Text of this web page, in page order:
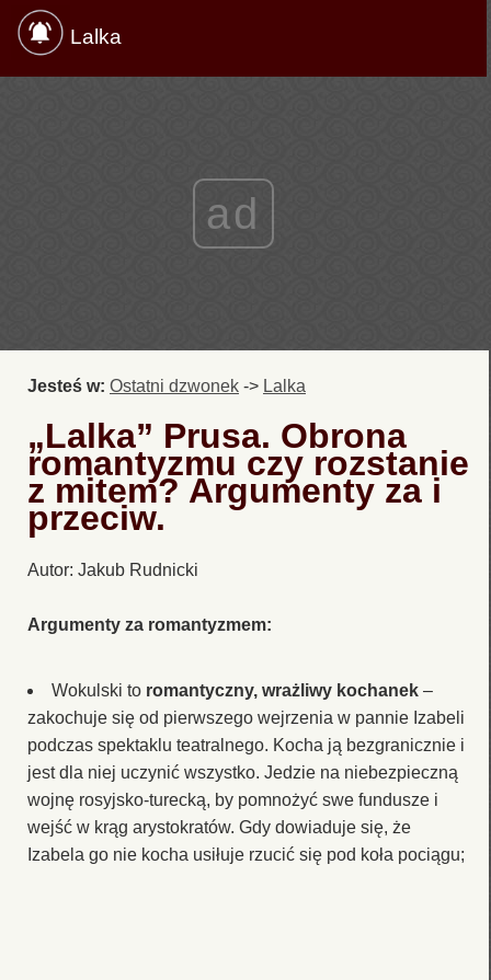
Lalka
ad
Jesteś w: Ostatni dzwonek -> Lalka
„Lalka” Prusa. Obrona
romantyzmu czy rozstanie
z mitem? Argumenty za i
przeciw.
Autor: Jakub Rudnicki
Argumenty za romantyzmem:
Wokulski to romantyczny, wrażliwy kochanek –
zakochuje się od pierwszego wejrzenia w pannie Izabeli
podczas spektaklu teatralnego. Kocha ją bezgranicznie i
jest dla niej uczynić wszystko. Jedzie na niebezpieczną
wojnę rosyjsko-turecką, by pomnożyć swe fundusze i
wejść w krąg arystokratów. Gdy dowiaduje się, że
Izabela go nie kocha usiłuje rzucić się pod koła pociągu;